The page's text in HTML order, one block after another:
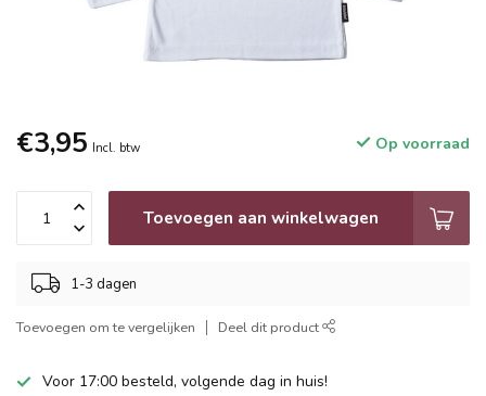
€3,95 Incl. btw Op voorraad
Toevoegen aan winkelwagen
1-3 dagen
Toevoegen om te vergelijken Deel dit product
Voor 17:00 besteld, volgende dag in huis!